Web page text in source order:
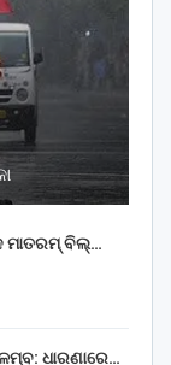
ମାତରମ୍‌ ବିଲ୍‌…
ଧାରଣାରେ…